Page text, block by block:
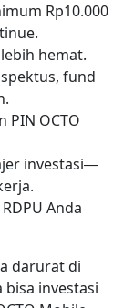
Rp10.000
hemat.
fund
PIN OCTO
investasi—
Anda
darurat di
bisa investasi